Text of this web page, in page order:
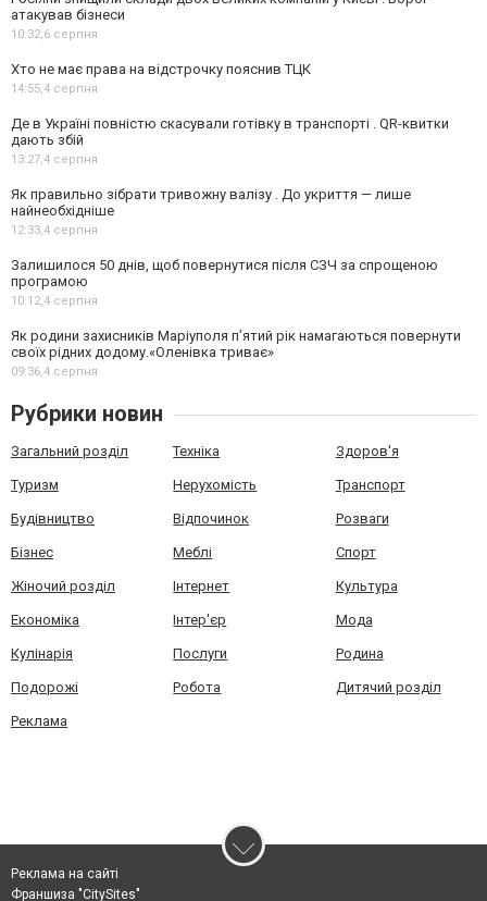
атакував бізнеси
10:32,6 серпня
Хто не має права на відстрочку пояснив ТЦК
14:55,4 серпня
Де в Україні повністю скасували готівку в транспорті . QR-квитки
дають збій
13:27,4 серпня
Як правильно зібрати тривожну валізу . До укриття — лише
найнеобхідніше
12:33,4 серпня
Залишилося 50 днів, щоб повернутися після СЗЧ за спрощеною
програмою
10:12,4 серпня
Як родини захисників Маріуполя пʼятий рік намагаються повернути
своїх рідних додому.«Оленівка триває»
09:36,4 серпня
Рубрики новин
Загальний розділ Техніка Здоров'я
Туризм Нерухомість Транспорт
Будівництво Відпочинок Розваги
Бізнес Меблі Спорт
Жіночий розділ Інтернет Культура
Економіка Інтер'єр Мода
Кулінарія Послуги Родина
Подорожі Робота Дитячий розділ
Реклама
Реклама на сайті
Франшиза "CitySites"